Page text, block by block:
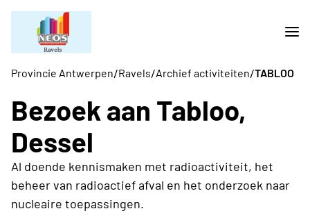
Provincie Antwerpen/Ravels/Archief activiteiten/TABLOO
Bezoek aan Tabloo,
Dessel
Al doende kennismaken met radioactiviteit, het
beheer van radioactief afval en het onderzoek naar
nucleaire toepassingen.